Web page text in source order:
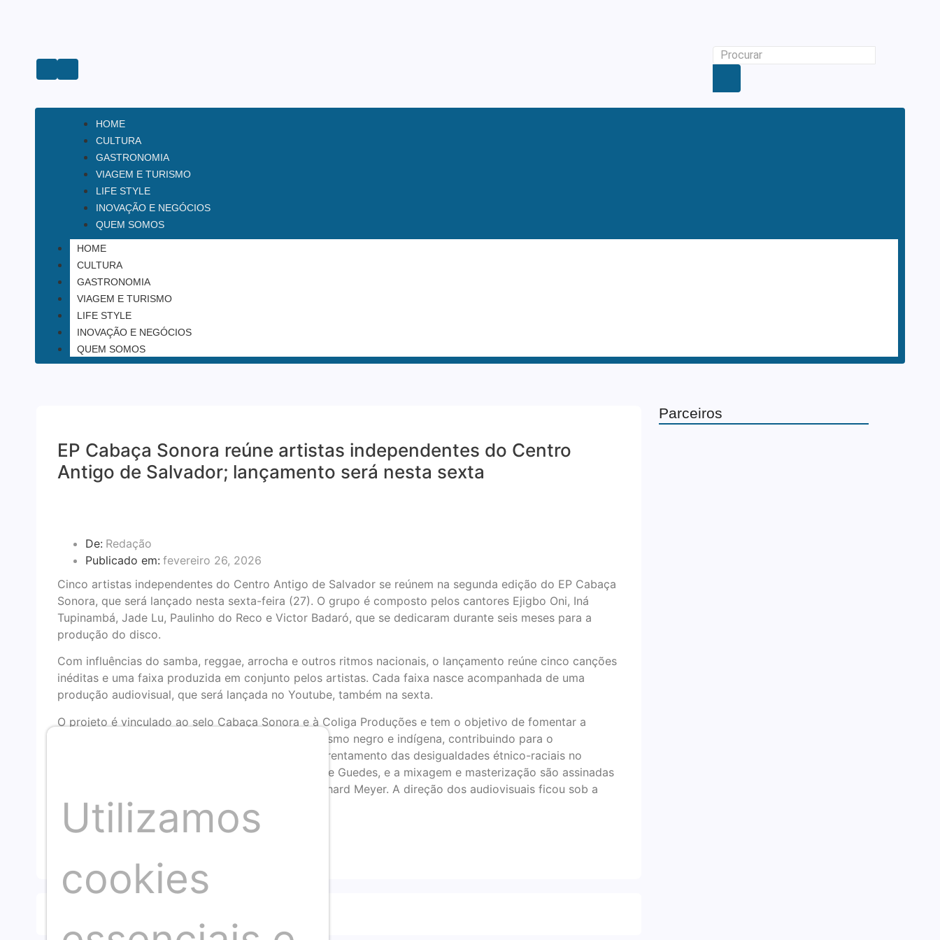
HOME
CULTURA
GASTRONOMIA
VIAGEM E TURISMO
LIFE STYLE
INOVAÇÃO E NEGÓCIOS
QUEM SOMOS
HOME
CULTURA
GASTRONOMIA
VIAGEM E TURISMO
LIFE STYLE
INOVAÇÃO E NEGÓCIOS
QUEM SOMOS
EP Cabaça Sonora reúne artistas independentes do Centro
Antigo de Salvador; lançamento será nesta sexta
De: Redação
Publicado em: fevereiro 26, 2026
Cinco artistas independentes do Centro Antigo de Salvador se reúnem na segunda edição do EP Cabaça
Sonora, que será lançado nesta sexta-feira (27). O grupo é composto pelos cantores Ejigbo Oni, Iná
Tupinambá, Jade Lu, Paulinho do Reco e Victor Badaró, que se dedicaram durante seis meses para a
produção do disco.
Com influências do samba, reggae, arrocha e outros ritmos nacionais, o lançamento reúne cinco canções
inéditas e uma faixa produzida em conjunto pelos artistas. Cada faixa nasce acompanhada de uma
produção audiovisual, que será lançada no Youtube, também na sexta.
O projeto é vinculado ao selo Cabaça Sonora e à Coliga Produções e tem o objetivo de fomentar a
produção fonográfica baiana a partir do protagonismo negro e indígena, contribuindo para o
desenvolvimento de carreiras emergentes e no enfrentamento das desigualdades étnico-raciais no
mercado da música. A produção musical é de Felipe Guedes, e a mixagem e masterização são assinadas
por Jordi Amorim, com gravação de vozes por Richard Meyer. A direção dos audiovisuais ficou sob a
tutela de Tamires Almeida.
Foto: Divulgação
Parceiros
Utilizamos
cookies